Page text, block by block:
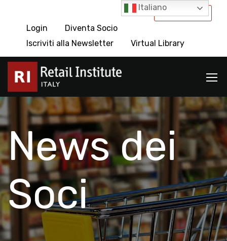
International
Login
Diventa Socio
Iscriviti alla Newsletter
Virtual Library
News dei
Soci
Italiano